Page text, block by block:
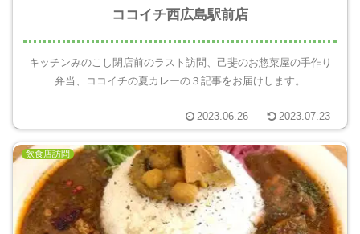
ココイチ西広島駅前店
キッチンみのこし閉店前のラスト訪問、己斐のお惣菜屋の手作り
弁当、ココイチの夏カレーの３記事をお届けします。
2023.06.26 2023.07.23
飲食店訪問